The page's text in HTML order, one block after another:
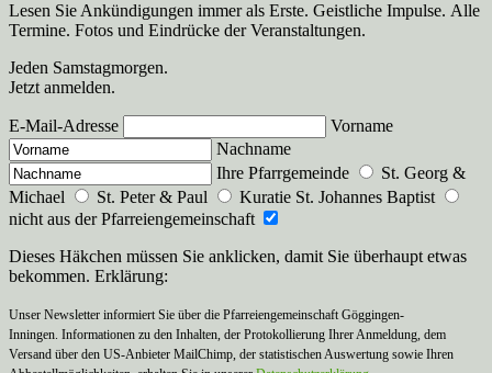
Lesen Sie Ankündigungen immer als Erste. Geistliche Impulse. Alle
Termine. Fotos und Eindrücke der Veranstaltungen.
Jeden Samstagmorgen.
Jetzt anmelden.
E-Mail-Adresse
Vorname
Nachname
Ihre Pfarrgemeinde
St. Georg &
Michael
St. Peter & Paul
Kuratie St. Johannes Baptist
nicht aus der Pfarreiengemeinschaft
Dieses Häkchen müssen Sie anklicken, damit Sie überhaupt etwas
bekommen. Erklärung:
Unser Newsletter informiert Sie über die Pfarreiengemeinschaft Göggingen-
Inningen. Informationen zu den Inhalten, der Protokollierung Ihrer Anmeldung, dem
Versand über den US-Anbieter MailChimp, der statistischen Auswertung sowie Ihren